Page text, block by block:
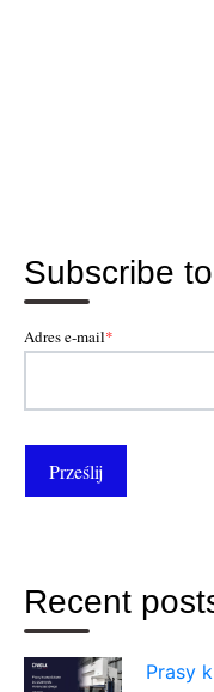
Subscribe
Adres e-mail*
Recent
Prasy